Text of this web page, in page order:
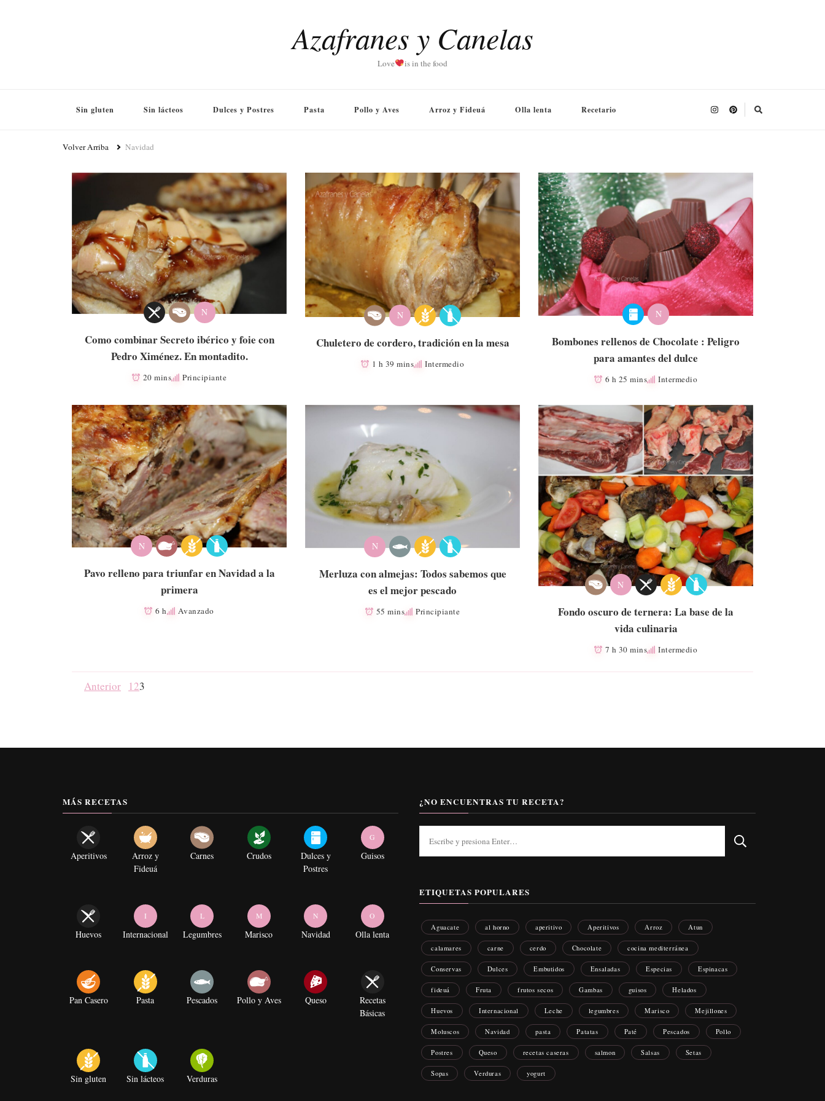
Azafranes y Canelas
Love is in the food
Sin gluten Sin lácteos Dulces y Postres Pasta Pollo y Aves Arroz y Fideuá Olla lenta Recetario
Volver Arriba Navidad
N
Como combinar Secreto ibérico y foie con
Pedro Ximénez. En montadito.
20 mins Principiante
N
Chuletero de cordero, tradición en la mesa
1 h 39 mins Intermedio
N
Bombones rellenos de Chocolate : Peligro
para amantes del dulce
6 h 25 mins Intermedio
N
Pavo relleno para triunfar en Navidad a la
primera
6 h Avanzado
N
Merluza con almejas: Todos sabemos que
es el mejor pescado
55 mins Principiante
N
Fondo oscuro de ternera: La base de la
vida culinaria
7 h 30 mins Intermedio
Anterior 123
MÁS RECETAS
Aperitivos
Arroz y
Fideuá
Carnes Crudos
Dulces y
Postres
G
Guisos
Huevos
I
Internacional
L
Legumbres
M
Marisco
N
Navidad
O
Olla lenta
Pan Casero Pasta Pescados Pollo y Aves Queso
Recetas
Básicas
Sin gluten Sin lácteos Verduras
¿NO ENCUENTRAS TU RECETA?
ETIQUETAS POPULARES
Aguacate al horno aperitivo Aperitivos Arroz Atun
calamares carne cerdo Chocolate cocina mediterránea
Conservas Dulces Embutidos Ensaladas Especias Espinacas
fideuá Fruta frutos secos Gambas guisos Helados
Huevos Internacional Leche legumbres Marisco Mejillones
Moluscos Navidad pasta Patatas Paté Pescados Pollo
Postres Queso recetas caseras salmon Salsas Setas
Sopas Verduras yogurt